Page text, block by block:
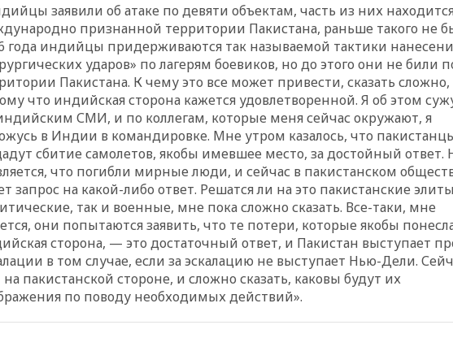
12:40 В
женщина и
ребенок погибли
из окна
12:22
В России с 1
изменятся билеты
общественный
12:15
Иран и Оман
согласовали
сделки по
Ормузского
11:58 Politico: США
восстановили
разведданными с
11:58
расширила санкции
11:37В
заявили об атаке по девяти объектам, часть из них
признанной территории Пакистана, раньше такого не
года индийцы придерживаются так называемой тактики
ударов» по лагерям боевиков, но до этого они не били
Пакистана. К чему это все может привести, сказать сложно,
что индийская сторона кажется удовлетворенной. Я об этом
СМИ, и по коллегам, которые меня сейчас окружают, я
в Индии в командировке. Мне утром казалось, что
сбитие самолетов, якобы имевшее место, за достойный ответ.
что погибли мирные люди, и сейчас в пакистанском
запрос на какой-либо ответ. Решатся ли на это пакистанские
так и военные, мне пока сложно сказать. Все-таки, мне
они попытаются заявить, что те потери, которые якобы
сторона, — это достаточный ответ, и Пакистан выступает
в том случае, если за эскалацию не выступает Нью-Дели.
пакистанской стороне, и сложно сказать, каковы будут их
по поводу необходимых действий».